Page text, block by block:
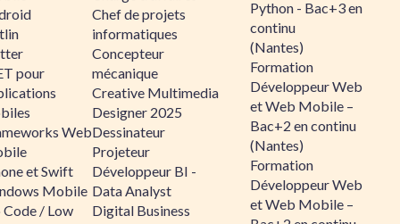
pour
Web
et Swift
Mobile
/ Low
Chef de projets
informatiques
Concepteur
mécanique
Creative Multimedia
Designer 2025
Dessinateur
Projeteur
Développeur BI -
Data Analyst
Digital Business
Python - Bac+3 en
continu
(Nantes)
Formation
Développeur Web
et Web Mobile –
Bac+2 en continu
(Nantes)
Formation
Développeur Web
et Web Mobile –